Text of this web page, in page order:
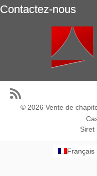
Contactez-nous
© 2026 Vente de
Siret
Français